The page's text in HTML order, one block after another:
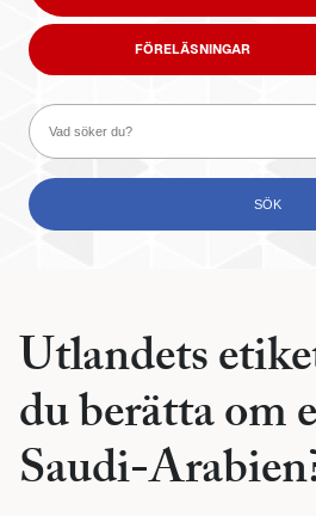
FÖRELÄSNINGAR
Utlandets
du berätta om
Saudi-